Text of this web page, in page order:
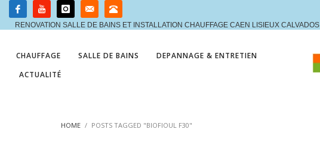
RENOVATION SALLE DE BAINS ET INSTALLATION CHAUFFAGE CAEN LISIEUX CALVADOS
CHAUFFAGE SALLE DE BAINS
DEPANNAGE & ENTRETIEN
ACTUALITÉ
HOME POSTS TAGGED "BIOFIOUL F30"